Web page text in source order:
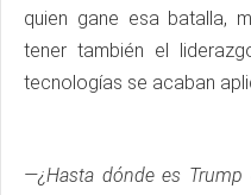
quien gane esa batalla,
tener también el
tecnologías se acaban
—¿Hasta dónde es